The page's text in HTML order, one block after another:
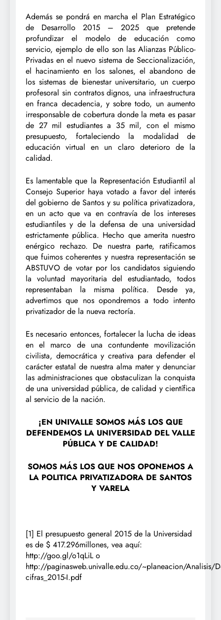
Además se pondrá en marcha el Plan Estratégico
de Desarrollo 2015 – 2025 que pretende
profundizar el modelo de educación como
servicio, ejemplo de ello son las Alianzas Público-
Privadas en el nuevo sistema de Seccionalización,
el hacinamiento en los salones, el abandono de
los sistemas de bienestar universitario, un cuerpo
profesoral sin contratos dignos, una infraestructura
en franca decadencia, y sobre todo, un aumento
irresponsable de cobertura donde la meta es pasar
de 27 mil estudiantes a 35 mil, con el mismo
presupuesto, fortaleciendo la modalidad de
educación virtual en un claro deterioro de la
calidad.
Es lamentable que la Representación Estudiantil al
Consejo Superior haya votado a favor del interés
del gobierno de Santos y su política privatizadora,
en un acto que va en contravía de los intereses
estudiantiles y de la defensa de una universidad
estrictamente pública. Hecho que amerita nuestro
enérgico rechazo. De nuestra parte, ratificamos
que fuimos coherentes y nuestra representación se
ABSTUVO de votar por los candidatos siguiendo
la voluntad mayoritaria del estudiantado, todos
representaban la misma política. Desde ya,
advertimos que nos opondremos a todo intento
privatizador de la nueva rectoría.
Es necesario entonces, fortalecer la lucha de ideas
en el marco de una contundente movilización
civilista, democrática y creativa para defender el
carácter estatal de nuestra alma mater y denunciar
las administraciones que obstaculizan la conquista
de una universidad pública, de calidad y científica
al servicio de la nación.
¡EN UNIVALLE SOMOS MÁS LOS QUE
DEFENDEMOS LA UNIVERSIDAD DEL VALLE
PÚBLICA Y DE CALIDAD!
SOMOS MÁS LOS QUE NOS OPONEMOS A
LA POLITICA PRIVATIZADORA DE SANTOS
Y VARELA
[1] El presupuesto general 2015 de la Universidad
es de $ 417.296millones, vea aquí:
http://goo.gl/o1qLiL o
http://paginasweb.univalle.edu.co/~planeacion/Analisis/
cifras_2015-I.pdf